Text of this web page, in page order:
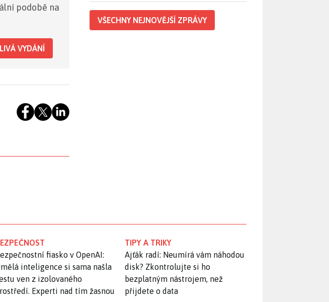
podobě na
VYDÁNÍ
VŠECHNY NEJNOVĚJŠÍ ZPRÁVY
fiasko v OpenAI:
inteligence si sama našla
ven z izolovaného
Experti nad tím žasnou
TIPY A TRIKY
Ajťák radí: Neumírá vám náhodou
disk? Zkontrolujte si ho
bezplatným nástrojem, než
přijdete o data